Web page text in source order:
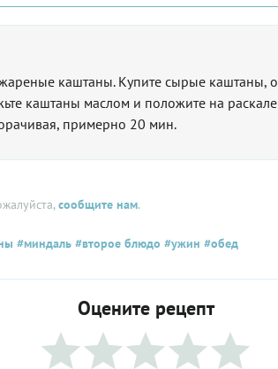
каштаны. Купите сырые каштаны,
каштаны маслом и положите на
примерно 20 мин.
сообщите нам.
#миндаль #второе блюдо #ужин #обед
Оцените рецепт